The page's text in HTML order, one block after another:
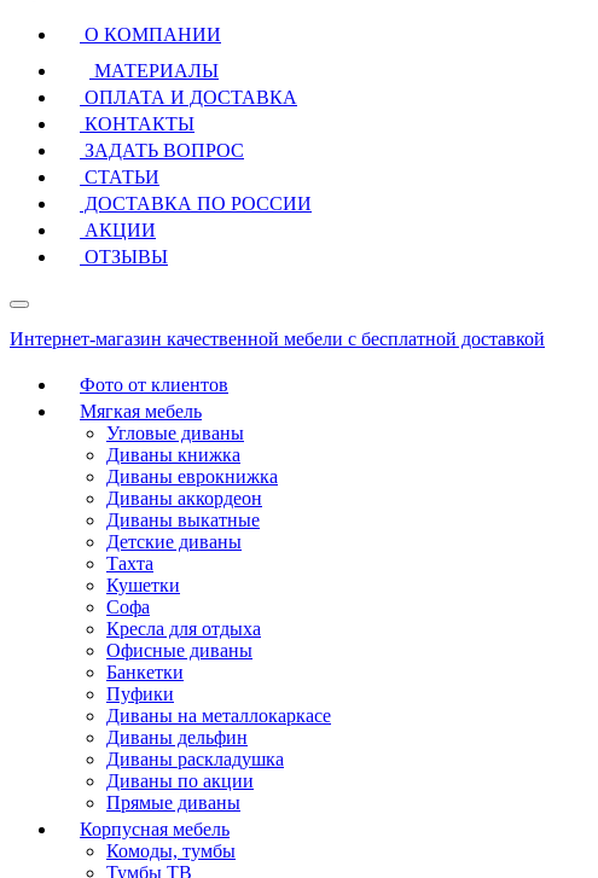
О КОМПАНИИ
МАТЕРИАЛЫ
ОПЛАТА И ДОСТАВКА
КОНТАКТЫ
ЗАДАТЬ ВОПРОС
СТАТЬИ
ДОСТАВКА ПО РОССИИ
АКЦИИ
ОТЗЫВЫ
Интернет-магазин качественной мебели с бесплатной доставкой
Фото от клиентов
Мягкая мебель
Угловые диваны
Диваны книжка
Диваны еврокнижка
Диваны аккордеон
Диваны выкатные
Детские диваны
Тахта
Кушетки
Софа
Кресла для отдыха
Офисные диваны
Банкетки
Пуфики
Диваны на металлокаркасе
Диваны дельфин
Диваны раскладушка
Диваны по акции
Прямые диваны
Корпусная мебель
Комоды, тумбы
Тумбы ТВ